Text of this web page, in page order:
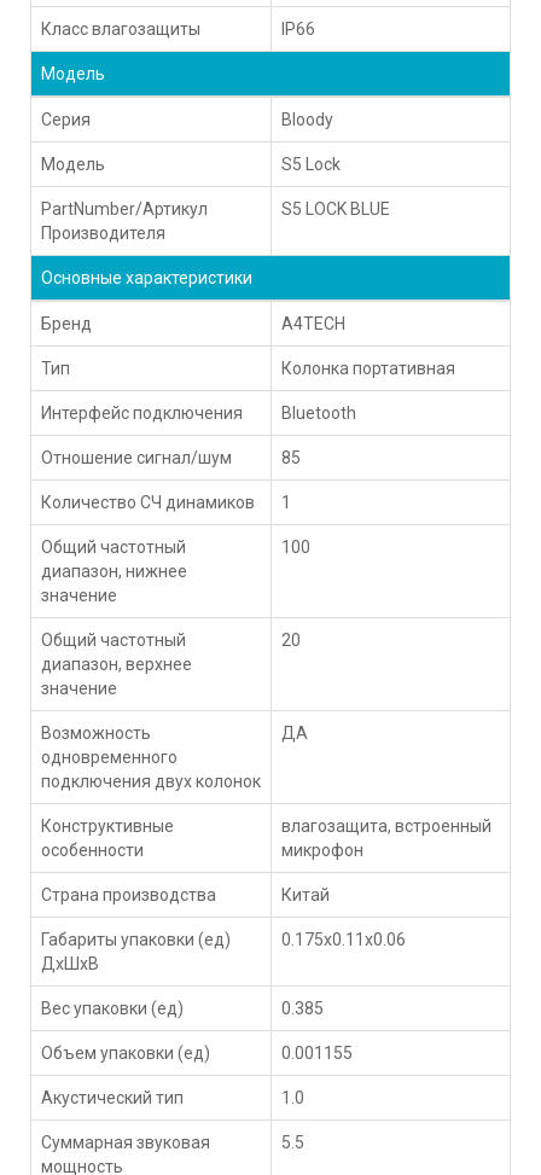
Класс влагозащиты IP66
Модель
Серия Bloody
Модель S5 Lock
PartNumber/Артикул
Производителя
S5 LOCK BLUE
Основные характеристики
Бренд A4TECH
Тип Колонка портативная
Интерфейс подключения Bluetooth
Отношение сигнал/шум 85
Количество СЧ динамиков 1
Общий частотный
диапазон, нижнее
значение
100
Общий частотный
диапазон, верхнее
значение
20
Возможность
одновременного
подключения двух колонок
ДА
Конструктивные
особенности
влагозащита, встроенный
микрофон
Страна производства Китай
Габариты упаковки (ед)
ДхШхВ
0.175x0.11x0.06
Вес упаковки (ед) 0.385
Объем упаковки (ед) 0.001155
Акустический тип 1.0
Суммарная звуковая
мощность
5.5